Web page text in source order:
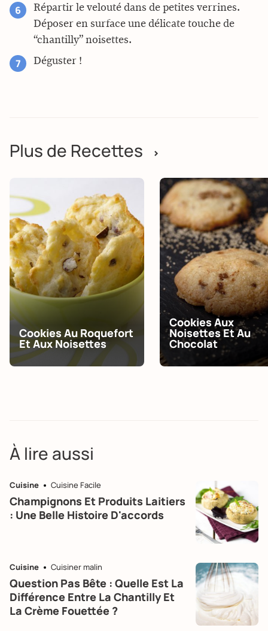
Répartir le velouté dans de petites verrines.
Déposer en surface une délicate touche de
“chantilly” noisettes.
Déguster !
Plus de Recettes >
Cookies Au Roquefort
Et Aux Noisettes
Cookies Aux
Noisettes Et Au
Chocolat
À lire aussi
Cuisine Cuisine Facile
Champignons Et Produits Laitiers
: Une Belle Histoire D'accords
Cuisine Cuisiner malin
Question Pas Bête : Quelle Est La
Différence Entre La Chantilly Et
La Crème Fouettée ?